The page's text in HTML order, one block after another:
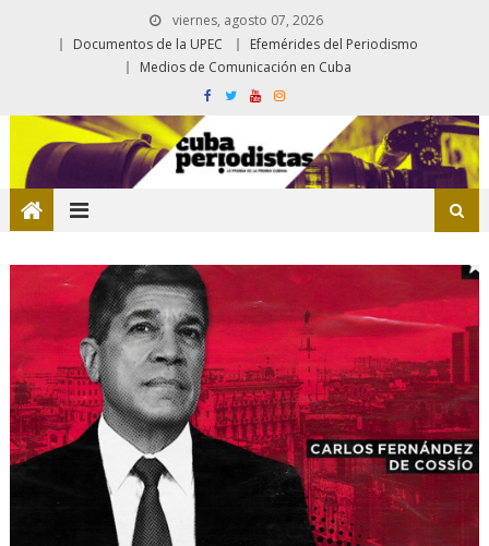
viernes, agosto 07, 2026
Documentos de la UPEC
Efemérides del Periodismo
Medios de Comunicación en Cuba